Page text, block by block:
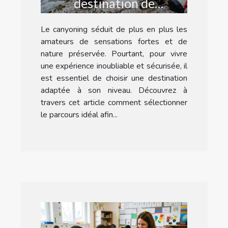
destination de
canyoning adaptée à
votre niveau ?
Le canyoning séduit de plus en plus les
amateurs de sensations fortes et de
nature préservée. Pourtant, pour vivre
une expérience inoubliable et sécurisée, il
est essentiel de choisir une destination
adaptée à son niveau. Découvrez à
travers cet article comment sélectionner
le parcours idéal afin...